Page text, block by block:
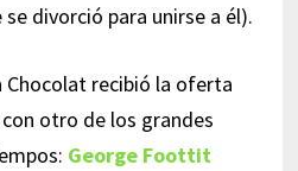
divorció para unirse a él).
Chocolat recibió la oferta
otro de los grandes
George Foottit